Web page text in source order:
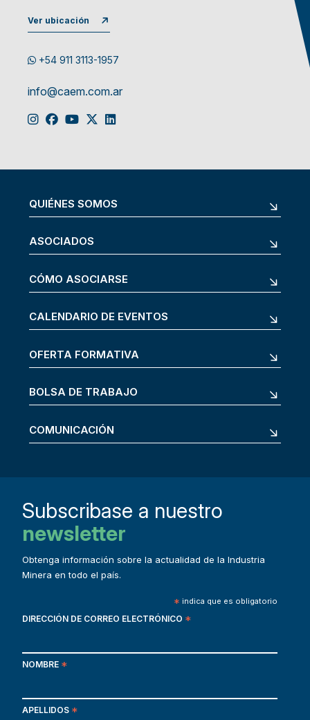
Ver ubicación
+54 911 3113-1957
info@caem.com.ar
QUIÉNES SOMOS
ASOCIADOS
CÓMO ASOCIARSE
CALENDARIO DE EVENTOS
OFERTA FORMATIVA
BOLSA DE TRABAJO
COMUNICACIÓN
Subscribase a nuestro
newsletter
Obtenga información sobre la actualidad de la Industria
Minera en todo el país.
* indica que es obligatorio
DIRECCIÓN DE CORREO ELECTRÓNICO *
NOMBRE *
APELLIDOS *